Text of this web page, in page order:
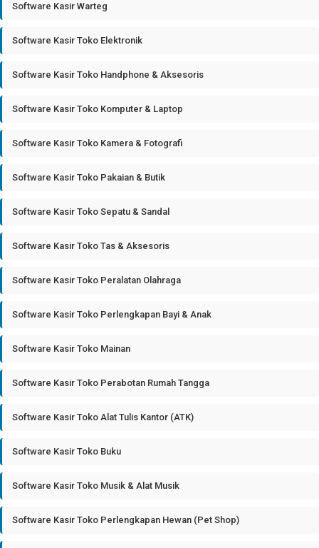
Software Kasir Warteg
Software Kasir Toko Elektronik
Software Kasir Toko Handphone & Aksesoris
Software Kasir Toko Komputer & Laptop
Software Kasir Toko Kamera & Fotografi
Software Kasir Toko Pakaian & Butik
Software Kasir Toko Sepatu & Sandal
Software Kasir Toko Tas & Aksesoris
Software Kasir Toko Peralatan Olahraga
Software Kasir Toko Perlengkapan Bayi & Anak
Software Kasir Toko Mainan
Software Kasir Toko Perabotan Rumah Tangga
Software Kasir Toko Alat Tulis Kantor (ATK)
Software Kasir Toko Buku
Software Kasir Toko Musik & Alat Musik
Software Kasir Toko Perlengkapan Hewan (Pet Shop)